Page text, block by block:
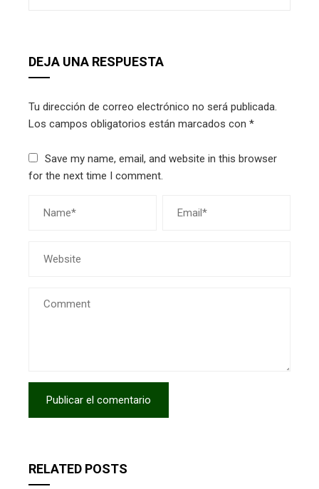
DEJA UNA RESPUESTA
Tu dirección de correo electrónico no será publicada.
Los campos obligatorios están marcados con *
Save my name, email, and website in this browser
for the next time I comment.
RELATED POSTS